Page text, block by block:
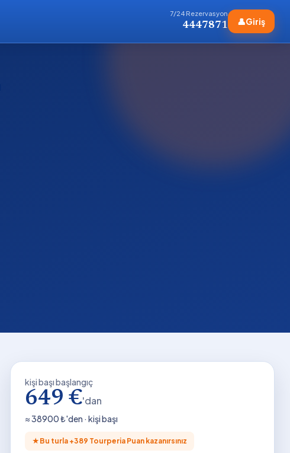
7/24 Rezervasyon
4447871 👤Giriş
kişi başı başlangıç
649 €'dan
≈38900₺'den · kişi başı
★ Bu turla +389 Tourperia Puan kazanırsınız